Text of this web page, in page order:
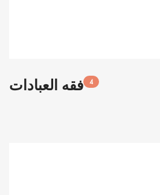
فقه العبادات 4